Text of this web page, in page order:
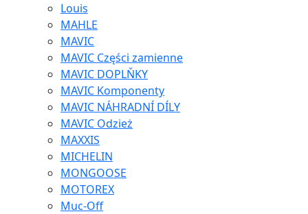
Louis
MAHLE
MAVIC
MAVIC Części zamienne
MAVIC DOPLŇKY
MAVIC Komponenty
MAVIC NÁHRADNÍ DÍLY
MAVIC Odzież
MAXXIS
MICHELIN
MONGOOSE
MOTOREX
Muc-Off